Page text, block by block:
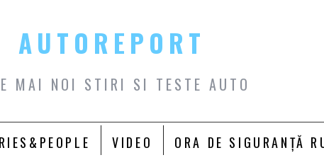
AUTOREPORT
MAI NOI STIRI SI TESTE AUTO
VIDEO ORA DE SIGURANȚĂ